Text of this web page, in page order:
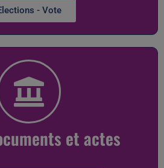
- Vote
et actes